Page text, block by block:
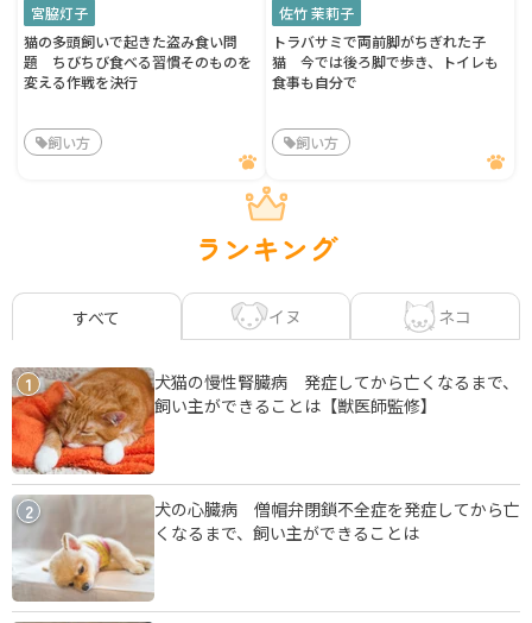
宮脇灯子
猫の多頭飼いで起きた盗み食い問
題 ちびちび食べる習慣そのものを
変える作戦を決行
飼い方
佐竹 茉莉子
トラバサミで両前脚がちぎれた子
猫 今では後ろ脚で歩き、トイレも
食事も自分で
飼い方
ランキング
すべて イヌ ネコ
1
犬猫の慢性腎臓病 発症してから亡くなるまで、
飼い主ができることは【獣医師監修】
2
犬の心臓病 僧帽弁閉鎖不全症を発症してから亡
くなるまで、飼い主ができることは